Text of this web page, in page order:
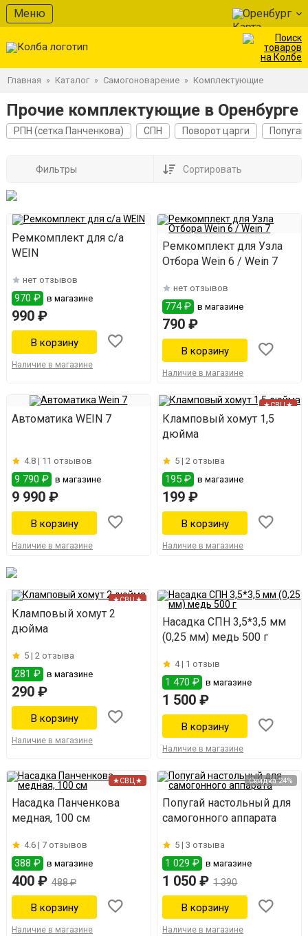
Меню Оренбург
Главная » Каталог » Самогоноварение » Комплектующие
Прочие комплектующие в Оренбурге
РПН (сетка Панченкова) СПН Поворот царги Попугай
Фильтры Сортировать
Ремкомплект для с/а
WEIN
нет отзывов
970 ₽ в магазине
990 ₽
Наличие в магазине
Ремкомплект для Узла
Отбора Wein 6 / Wein 7
нет отзывов
774 ₽ в магазине
790 ₽
Наличие в магазине
Автоматика WEIN 7
4.8 | 11 отзывов
9 790 ₽ в магазине
9 990 ₽
Наличие в магазине
★СВЦ★
Кламповый хомут 1,5
дюйма
5 |2 отзыва
195 ₽ в магазине
199 ₽
Наличие в магазине
★СВЦ★
Кламповый хомут 2
дюйма
5 | 2 отзыва
281 ₽ в магазине
290 ₽
Наличие в магазине
Насадка СПН 3,5*3,5 мм
(0,25 мм) медь 500 г
4 | 1 отзыв
1 470 ₽ в магазине
1 500 ₽
Наличие в магазине
★СВЦ★
Насадка Панченкова
медная, 100 см
4.6 | 7 отзывов
388 ₽ в магазине
400 ₽ 488 ₽
Наличие в магазине
Скидка 24%
Попугай настольный для
самогонного аппарата
5 |3 отзыва
1 029 ₽ в магазине
1 050 ₽ 1 390
Наличие в магазине